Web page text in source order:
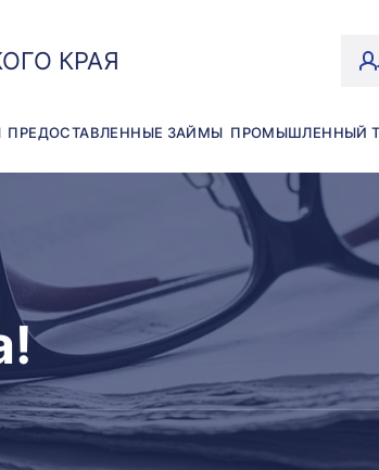
КРАЯ
ПРЕДОСТАВЛЕННЫЕ ЗАЙМЫ ПРОМЫШЛЕННЫЙ